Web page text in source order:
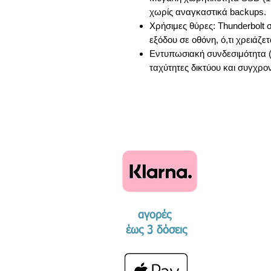
χωρίς αναγκαστικά backups.
Χρήσιμες θύρες: Thunderbolt
εξόδου σε οθόνη, ό,τι
Εντυπωσιακή συνδεσιμότητα
ταχύτητες δικτύου και
αγορές
​έως 3 δόσεις